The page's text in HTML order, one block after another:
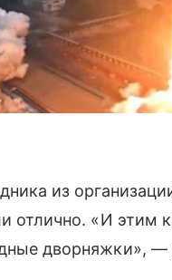
из
отлично. «И этим
дворняжки», —